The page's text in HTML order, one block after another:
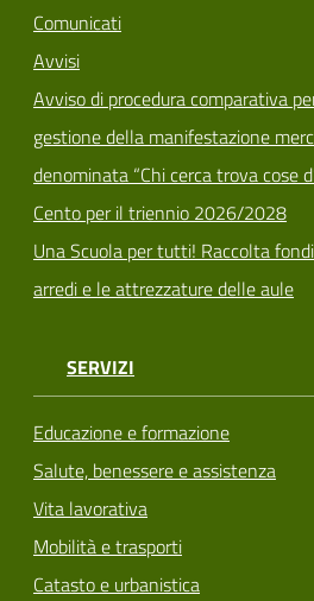
Comunicati
Avvisi
Avviso di procedura comparativa
gestione della manifestazione
denominata “Chi cerca trova cose
Cento per il triennio 2026/2028
Una Scuola per tutti! Raccolta
arredi e le attrezzature delle aule
SERVIZI
Educazione e formazione
Salute, benessere e assistenza
Vita lavorativa
Mobilità e trasporti
Catasto e urbanistica